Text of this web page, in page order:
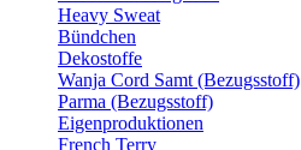
Heavy Sweat
Bündchen
Dekostoffe
Wanja Cord Samt (Bezugsstoff)
Parma (Bezugsstoff)
Eigenproduktionen
French Terry